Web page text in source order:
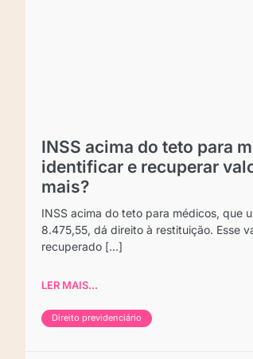
INSS acima do teto para
identificar e recuperar
mais?
INSS acima do teto para médicos, que
8.475,55, dá direito à restituição. Esse
recuperado [...]
LER MAIS...
Direito previdenciário